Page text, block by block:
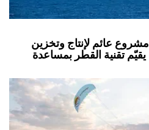
عائم لإنتاج وتخزين
تقنية القطر بمساعدة